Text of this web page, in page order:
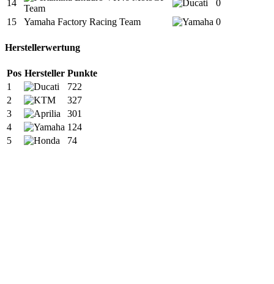
14
0
15
Yamaha Factory Racing Team 0
Herstellerwertung
Pos Hersteller Punkte
1
722
2
327
3
301
4
124
5
74